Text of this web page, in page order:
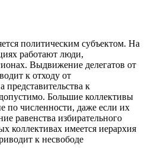
политическим субъектом. На
работают люди,
Выдвижение делегатов от
к отходу от
представительства к
Большие коллективы
по численности, даже если их
равенства избирательного
коллективах имеется иерархия
к несвободе